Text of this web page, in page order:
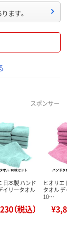
ます。
スポンサー
日本製 ハンド
イリータオル
（税込）
ヒオリエ
タオル
10…